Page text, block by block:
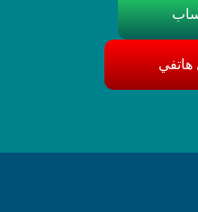
هاتفي